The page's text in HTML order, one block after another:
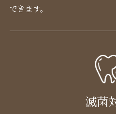
できます。
滅菌